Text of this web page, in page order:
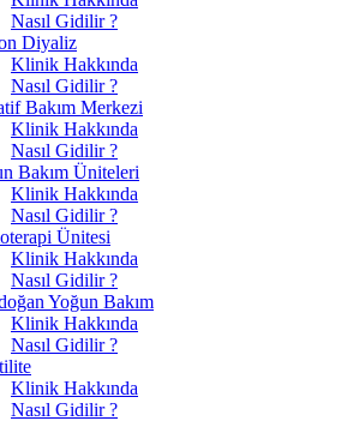
Nasıl Gidilir ?
Diyaliz
Klinik Hakkında
Nasıl Gidilir ?
Bakım Merkezi
Klinik Hakkında
Nasıl Gidilir ?
Bakım Üniteleri
Klinik Hakkında
Nasıl Gidilir ?
Ünitesi
Klinik Hakkında
Nasıl Gidilir ?
Yoğun Bakım
Klinik Hakkında
Nasıl Gidilir ?
Klinik Hakkında
Nasıl Gidilir ?